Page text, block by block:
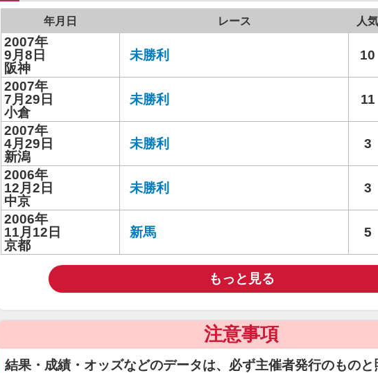
年月日 レース 人気
2007年
9月8日
阪神
未勝利 10
2007年
7月29日
小倉
未勝利 11
2007年
4月29日
新潟
未勝利 3
2006年
12月2日
中京
未勝利 3
2006年
11月12日
京都
新馬 5
もっと見る
注意事項
結果・成績・オッズなどのデータは、必ず主催者発行のものと